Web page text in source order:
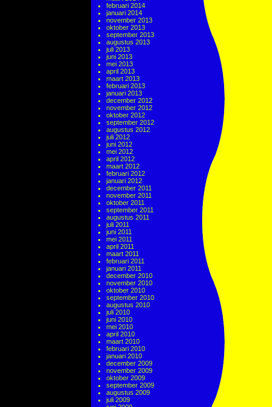
februari 2014
januari 2014
november 2013
oktober 2013
september 2013
augustus 2013
juli 2013
juni 2013
mei 2013
april 2013
maart 2013
februari 2013
januari 2013
december 2012
november 2012
oktober 2012
september 2012
augustus 2012
juli 2012
juni 2012
mei 2012
april 2012
maart 2012
februari 2012
januari 2012
december 2011
november 2011
oktober 2011
september 2011
augustus 2011
juli 2011
juni 2011
mei 2011
april 2011
maart 2011
februari 2011
januari 2011
december 2010
november 2010
oktober 2010
september 2010
augustus 2010
juli 2010
juni 2010
mei 2010
april 2010
maart 2010
februari 2010
januari 2010
december 2009
november 2009
oktober 2009
september 2009
augustus 2009
juli 2009